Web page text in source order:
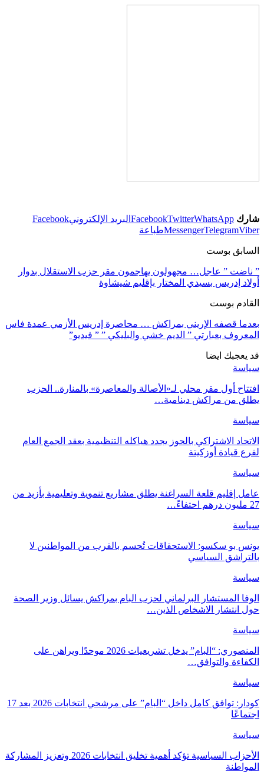
شارك FacebookTwitterWhatsApp البريد الإلكترونيFacebook
MessengerTelegramViber طباعة
السابق بوست
” ناضت ” عاجل… مجهولون يهاجمون مقر حزب الاستقلال بدوار
أولاد إدريس بسيدي المختار بإقليم شيشاوة
القادم بوست
بعدما قصفه الإريني بمراكش … محاصرة إدريس الأزمي عمدة فاس
المعروف بعبارتي ” الديم خشي والبليكي ” ” فيديو”
قد يعجبك ايضا
سياسة
افتتاح أول مقر محلي لـ«الأصالة والمعاصرة» بالمنارة.. الحزب
يطلق من مراكش دينامية…
سياسة
الاتحاد الاشتراكي بالحوز يجدد هياكله التنظيمية بعقد الجمع العام
لفرع قيادة أوزكيتة
سياسة
عامل إقليم قلعة السراغنة يطلق مشاريع تنموية وتعليمية بأزيد من
27 مليون درهم احتفاءً…
سياسة
يونس بو سكسو: الاستحقاقات تُحسم بالقرب من المواطنين لا
بالتراشق السياسي
سياسة
الوفا المستشار البرلماني لحزب البام بمراكش يسائل وزير الصحة
حول انتشار الاشخاص الذين…
سياسة
المنصوري: “البام” يدخل تشريعيات 2026 موحدًا ويراهن على
الكفاءة والتوافق…
سياسة
كودار: توافق كامل داخل “البام” على مرشحي انتخابات 2026 بعد 17
اجتماعًا
سياسة
الأحزاب السياسية تؤكد أهمية تخليق انتخابات 2026 وتعزيز المشاركة
المواطنة